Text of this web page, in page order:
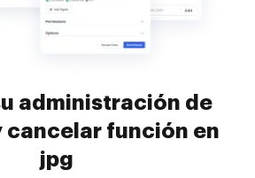
administración de
cancelar función en
jpg